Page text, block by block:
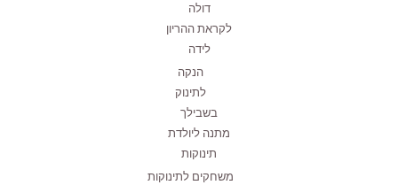
דולה
לקראת ההריון
לידה
הנקה
לתינוק
בשבילך
מתנה ליולדת
תינוקות
משחקים לתינוקות